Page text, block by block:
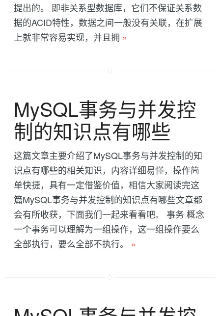
提出的。 即非关系型数据库，它们不保证关系数
据的ACID特性，数据之间一般没有关联，在扩展
上就非常容易实现，并且拥 »
MySQL事务与并发控
制的知识点有哪些
这篇文章主要介绍了MySQL事务与并发控制的知
识点有哪些的相关知识，内容详细易懂，操作简
单快捷，具有一定借鉴价值，相信大家阅读完这
篇MySQL事务与并发控制的知识点有哪些文章都
会有所收获，下面我们一起来看看吧。 事务 概念
一个事务可以理解为一组操作，这一组操作要么
全部执行，要么全部不执行。 »